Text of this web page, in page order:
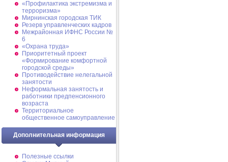
«Профилактика экстремизма и
терроризма»
Мирнинская городская ТИК
Резерв управленческих кадров
Межрайонная ИФНС России №
6
«Охрана труда»
Приоритетный проект
«Формирование комфортной
городской среды»
Противодействие нелегальной
занятости
Неформальная занятость и
работники предпенсионного
возраста
Территориальное
общественное самоуправление
Дополнительная информация
Полезные ссылки